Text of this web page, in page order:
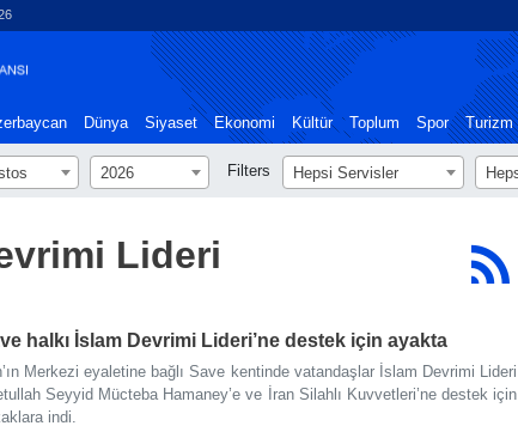
Dünya Siyaset Ekonomi Kültür Toplum Spor Turizm
2026 Filters Hepsi Servisler
Lideri
halkı İslam Devrimi Lideri’ne destek için ayakta
Merkezi eyaletine bağlı Save kentinde vatandaşlar İslam Devrimi Lideri
Seyyid Mücteba Hamaney’e ve İran Silahlı Kuvvetleri’ne destek için
indi.